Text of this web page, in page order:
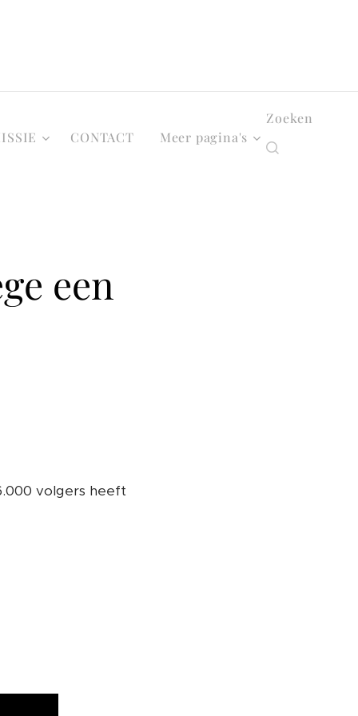
CONTACT Meer pagina's
Zoeken
een
volgers heeft